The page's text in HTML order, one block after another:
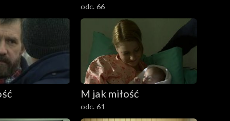
odc. 66
M jak miłość
odc. 61